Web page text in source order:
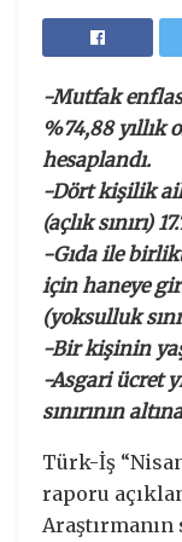
-Mutfak
%74,88 yıllık
hesaplandı.
-Dört kişilik
(açlık sınırı)
-Gıda ile
için haneye
(yoksulluk
-Bir kişinin
-Asgari ücret
sınırının
Türk-İş
raporu